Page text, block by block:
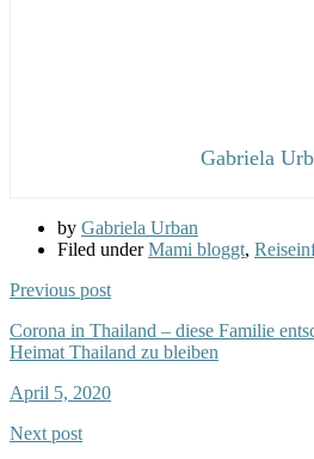
Gabriela
by Gabriela Urban
Filed underMami bloggt,
Previous post
Corona in Thailand – diese Familie
Heimat Thailand zu bleiben
April 5, 2020
Next post